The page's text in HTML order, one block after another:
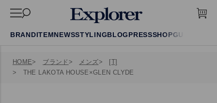
BRANDITEMNEWSSTYLINGBLOGPRESSSHOPGUIDE
HOME ブランド メンズ
THE LAKOTA HOUSE×GLEN CLYDE